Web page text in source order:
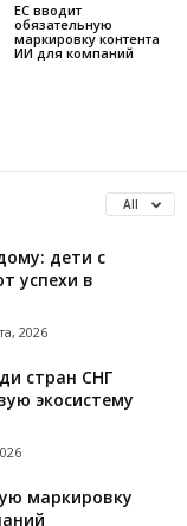
ЕС вводит
обязательную
маркировку контента
ИИ для компаний
All
дети с
успехи в
2026
стран СНГ
экосистему
маркировку